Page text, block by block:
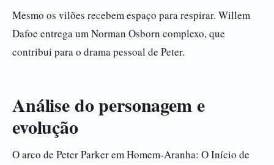
Mesmo os vilões recebem espaço para respirar. Willem
Dafoe entrega um Norman Osborn complexo, que
contribui para o drama pessoal de Peter.
Análise do personagem e
evolução
O arco de Peter Parker em Homem-Aranha: O Início de